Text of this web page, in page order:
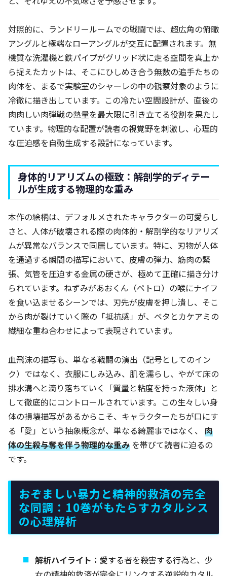
対照的に、ランドリールームでの戦闘では、超広角の俯瞰
アングルと極端なローアングルが交互に配置されます。無
機質な洗濯機と鉄パイプがグリッド状に走る空間を真上か
ら捉えたカットは、そこにひしめき合う無数の追手たちの
肉体を、まるで実験室のシャーレの中の観察対象のように
冷徹に描き出しています。この冷たい空間設計が、直後の
肉肉しい肉弾戦の熱量を最大限に引き立てる役割を果たし
ています。物理的な配置が読者の視覚野を刺激し、心理的
な圧迫感を自動生成する設計になっています。
身体的リアリズムの極致：解剖学的ディテー
ルが生成する物理的な重み
本作の絵柄は、デフォルメされたキャラクターの可愛らし
さと、人体が破壊される際の肉体的・解剖学的なリアリズ
ムが異常なバランスで同居しています。特に、刃物が人体
を通過する瞬間の描写において、皮膚の弾力、筋肉の緊
張、気管を圧迫する金属の硬さが、極めて正確に描き分け
られています。ねずみがあおくん（ペトロ）の喉にナイフ
を食い込ませるシーンでは、刃先が皮膚を押し潰し、そこ
から肉が裂けていく際の「抵抗感」が、ベタとカケアミの
繊細な重ね合わせによって表現されています。
血飛沫の描写も、単なる戦闘の演出（記号としてのイン
ク）ではなく、衣服にしみ込み、肌を濡らし、やがて床の
排水溝へと滴り落ちていく「質量と粘度を持った液体」と
して徹底的にコントロールされています。この生々しい身
体の損壊描写があるからこそ、キャラクターたちが口にす
る「愛」という抽象概念が、単なる綺麗事ではなく、 肉
体の生殺与奪を伴う物理的な重み を帯びて読者に迫るの
です。
おぞましい暴力と精神的救済の完全
な同調：10巻がもたらすカタルシス
の心理解析
解析ハイライト： 愛する者を殺害する行為と、少